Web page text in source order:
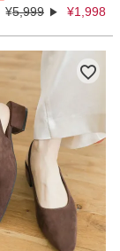
¥5,999 ¥1,998